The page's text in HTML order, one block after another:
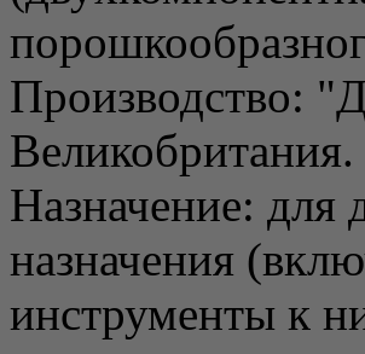
Производство:
Великобритания.
Назначение: для
назначения
инструменты к